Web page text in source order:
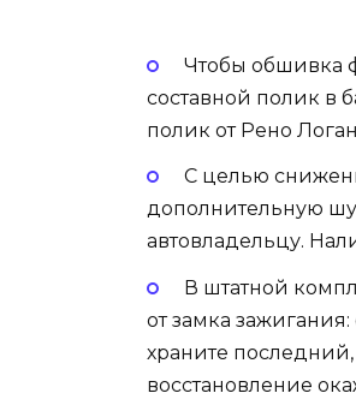
Чтобы обшивка
составной полик в
полик от Рено
С целью
дополнительную
автовладельцу.
В штатной
от замка
храните
восстановление